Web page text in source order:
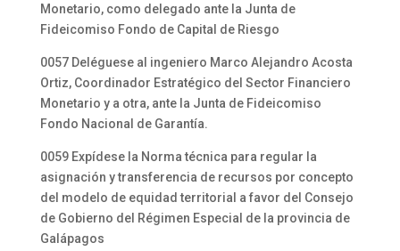
Monetario, como delegado ante la Junta de
Fideicomiso Fondo de Capital de Riesgo
0057 Deléguese al ingeniero Marco Alejandro Acosta
Ortiz, Coordinador Estratégico del Sector Financiero
Monetario y a otra, ante la Junta de Fideicomiso
Fondo Nacional de Garantía.
0059 Expídese la Norma técnica para regular la
asignación y transferencia de recursos por concepto
del modelo de equidad territorial a favor del Consejo
de Gobierno del Régimen Especial de la provincia de
Galápagos